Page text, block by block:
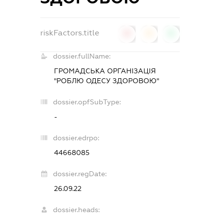
riskFactors.title
dossier.fullName:
ГРОМАДСЬКА ОРГАНІЗАЦІЯ
"РОБЛЮ ОДЕСУ ЗДОРОВОЮ"
dossier.opfSubType:
-
dossier.edrpo:
44668085
dossier.regDate:
26.09.22
dossier.heads: